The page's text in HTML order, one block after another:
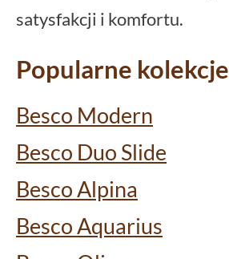
satysfakcji i komfortu.
Popularne kolekcje
Besco Modern
Besco Duo Slide
Besco Alpina
Besco Aquarius